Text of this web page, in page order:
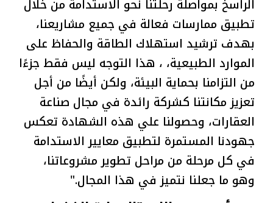
الراسخ بمواصلة رحلتنا نحو الاستدامة من خلال
تطبيق ممارسات فعالة في جميع مشاريعنا،
بهدف ترشيد استهلاك الطاقة والحفاظ على
الموارد الطبيعية، ، هذا التوجه ليس فقط جزءًا
من التزامنا بحماية البيئة، ولكن أيضًا من أجل
تعزيز مكانتنا كشركة رائدة في مجال صناعة
العقارات، وحصولنا علي هذه الشهادة تعكس
جهودنا المستمرة لتطبيق معايير الاستدامة
في كل مرحلة من مراحل تطوير مشروعاتنا،
وهو ما جعلنا نتميز في هذا المجال."